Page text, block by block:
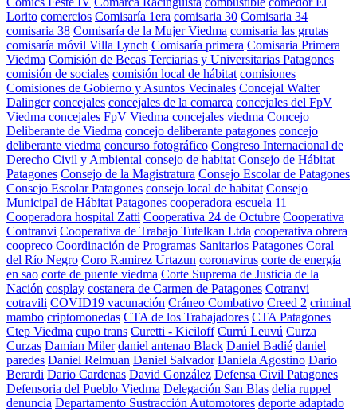
Lorito comercios Comisaría 1era comisaria 30 Comisaria 34
comisaria 38 Comisaría de la Mujer Viedma comisaria las grutas
comisaría móvil Villa Lynch Comisaría primera Comisaria Primera
Viedma Comisión de Becas Terciarias y Universitarias Patagones
comisión de sociales comisión local de hábitat comisiones
Comisiones de Gobierno y Asuntos Vecinales Concejal Walter
Dalinger concejales concejales de la comarca concejales del FpV
Viedma concejales FpV Viedma concejales viedma Concejo
Deliberante de Viedma concejo deliberante patagones concejo
deliberante viedma concurso fotográfico Congreso Internacional de
Derecho Civil y Ambiental consejo de habitat Consejo de Hábitat
Patagones Consejo de la Magistratura Consejo Escolar de Patagones
Consejo Escolar Patagones consejo local de habitat Consejo
Municipal de Hábitat Patagones cooperadora escuela 11
Cooperadora hospital Zatti Cooperativa 24 de Octubre Cooperativa
Contranvi Cooperativa de Trabajo Tutelkan Ltda cooperativa obrera
coopreco Coordinación de Programas Sanitarios Patagones Coral
del Río Negro Coro Ramirez Urtazun coronavirus corte de energía
en sao corte de puente viedma Corte Suprema de Justicia de la
Nación cosplay costanera de Carmen de Patagones Cotranvi
cotravili COVID19 vacunación Cráneo Combativo Creed 2 criminal
mambo criptomonedas CTA de los Trabajadores CTA Patagones
Ctep Viedma cupo trans Curetti - Kiciloff Currú Leuvú Curza
Curzas Damian Miler daniel antenao Black Daniel Badié daniel
paredes Daniel Relmuan Daniel Salvador Daniela Agostino Dario
Berardi Dario Cardenas David González Defensa Civil Patagones
Defensoria del Pueblo Viedma Delegación San Blas delia ruppel
denuncia Departamento Sustracción Automotores deporte adaptado